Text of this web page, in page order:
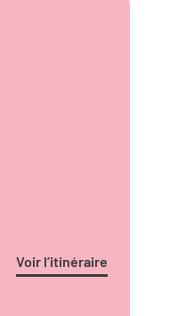
Voir l’itinéraire